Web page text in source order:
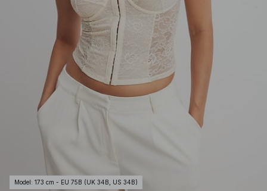
Model : 173 cm - EU 75B (UK 34B, US 34B)